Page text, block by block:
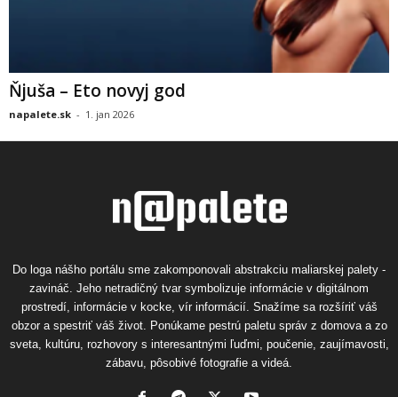
Ňjuša – Eto novyj god
napalete.sk - 1. jan 2026
Do loga nášho portálu sme zakomponovali abstrakciu maliarskej palety -
zavináč. Jeho netradičný tvar symbolizuje informácie v digitálnom
prostredí, informácie v kocke, vír informácií. Snažíme sa rozšíriť váš
obzor a spestriť váš život. Ponúkame pestrú paletu správ z domova a zo
sveta, kultúru, rozhovory s interesantnými ľuďmi, poučenie, zaujímavosti,
zábavu, pôsobivé fotografie a videá.